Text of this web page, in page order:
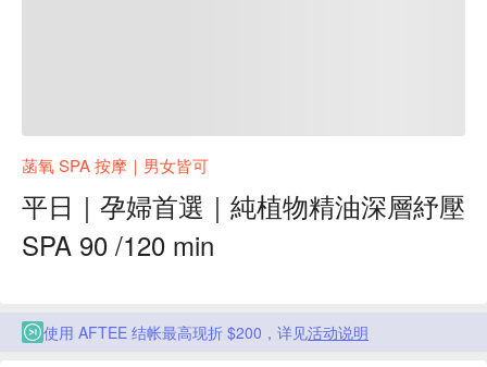
菡氧 SPA 按摩｜男女皆可
平日｜孕婦首選｜純植物精油深層紓壓
SPA 90 /120 min
使用 AFTEE 结帐最高现折 $200，详见活动说明